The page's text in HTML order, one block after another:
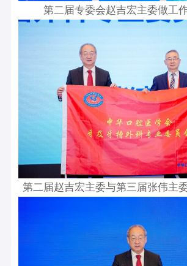
第二届专委会赵吉宏主委做工
第二届赵吉宏主委与第三届张伟主